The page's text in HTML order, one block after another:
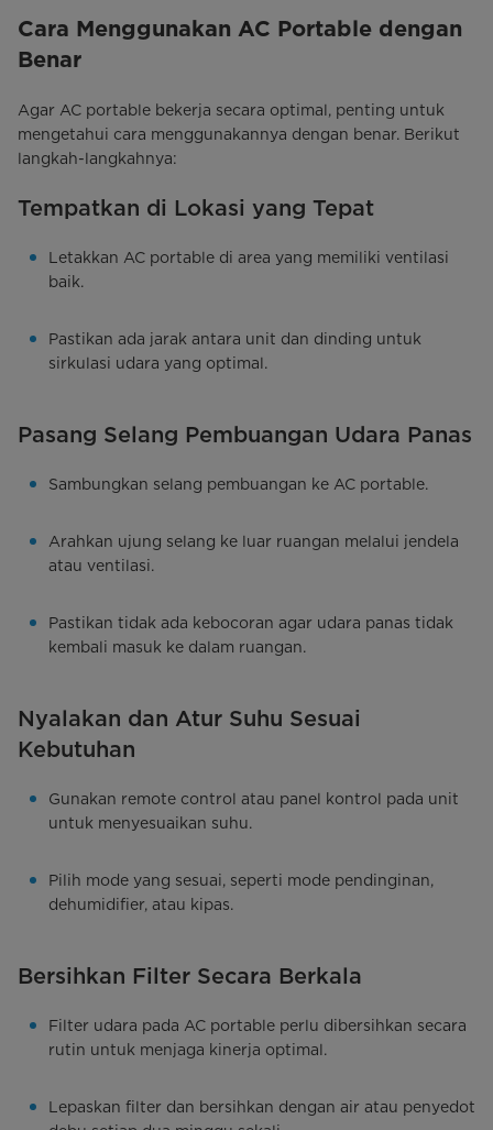
Cara Menggunakan AC Portable dengan
Benar
Agar AC portable bekerja secara optimal, penting untuk
mengetahui cara menggunakannya dengan benar. Berikut
langkah-langkahnya:
Tempatkan di Lokasi yang Tepat
Letakkan AC portable di area yang memiliki ventilasi
baik.
Pastikan ada jarak antara unit dan dinding untuk
sirkulasi udara yang optimal.
Pasang Selang Pembuangan Udara Panas
Sambungkan selang pembuangan ke AC portable.
Arahkan ujung selang ke luar ruangan melalui jendela
atau ventilasi.
Pastikan tidak ada kebocoran agar udara panas tidak
kembali masuk ke dalam ruangan.
Nyalakan dan Atur Suhu Sesuai
Kebutuhan
Gunakan remote control atau panel kontrol pada unit
untuk menyesuaikan suhu.
Pilih mode yang sesuai, seperti mode pendinginan,
dehumidifier, atau kipas.
Bersihkan Filter Secara Berkala
Filter udara pada AC portable perlu dibersihkan secara
rutin untuk menjaga kinerja optimal.
Lepaskan filter dan bersihkan dengan air atau penyedot